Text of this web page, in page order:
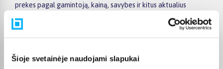
Šioje svetainėje naudojami slapukai
prekes pagal gamintoją, kainą, savybes ir kitus aktualius
konkrečios prekės puslapyje rasite išsamesnę informaciją apie
techninius duomenis, pristatymo terminą, apmokėjimo
užsisakyti pasirinktą prekę internetu.